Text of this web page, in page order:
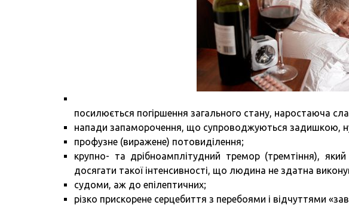
посилюється погіршення загального стану, наростаюча
напади запаморочення, що супроводжуються задишкою,
профузне (виражене) потовиділення;
крупно- та дрібноамплітудний тремор (тремтіння),
досягати такої інтенсивності, що людина не здатна
судоми, аж до епілептичних;
різко прискорене серцебиття з перебоями і відчуттями